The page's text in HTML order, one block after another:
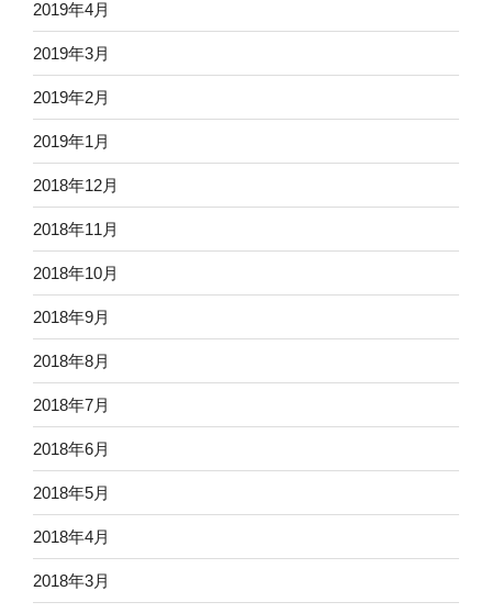
2019年4月
2019年3月
2019年2月
2019年1月
2018年12月
2018年11月
2018年10月
2018年9月
2018年8月
2018年7月
2018年6月
2018年5月
2018年4月
2018年3月